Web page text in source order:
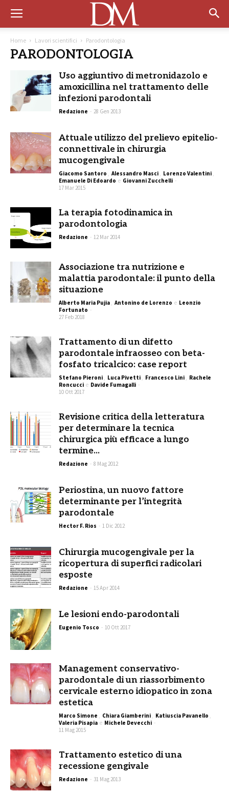
Home Lavori scientifici Parodontologia
PARODONTOLOGIA
Uso aggiuntivo di metronidazolo e
amoxicillina nel trattamento delle
infezioni parodontali
Redazione - 28 Gen 2013
Attuale utilizzo del prelievo epitelio-
connettivale in chirurgia
mucogengivale
Giacomo Santoro , Alessandro Masci , Lorenzo Valentini ,
Emanuele Di Edoardo e Giovanni Zucchelli -
17 Mar 2015
La terapia fotodinamica in
parodontologia
Redazione - 12 Mar 2014
Associazione tra nutrizione e
malattia parodontale: il punto della
situazione
Alberto Maria Pujia , Antonino de Lorenzo e Leonzio
Fortunato -
27 Feb 2018
Trattamento di un difetto
parodontale infraosseo con beta-
fosfato tricalcico: case report
Stefano Pieroni , Luca Pivetti , Francesco Lini , Rachele
Roncucci e Davide Fumagalli -
10 Ott 2017
Revisione critica della letteratura
per determinare la tecnica
chirurgica più efficace a lungo
termine...
Redazione - 8 Mag 2012
Periostina, un nuovo fattore
determinante per l’integrità
parodontale
Hector F. Rios - 1 Dic 2012
Chirurgia mucogengivale per la
ricopertura di superfici radicolari
esposte
Redazione - 15 Apr 2014
Le lesioni endo-parodontali
Eugenio Tosco - 10 Ott 2017
Management conservativo-
parodontale di un riassorbimento
cervicale esterno idiopatico in zona
estetica
Marco Simone , Chiara Giamberini , Katiuscia Pavanello ,
Valeria Pisapia e Michele Devecchi -
11 Mag 2015
Trattamento estetico di una
recessione gengivale
Redazione - 31 Mag 2013